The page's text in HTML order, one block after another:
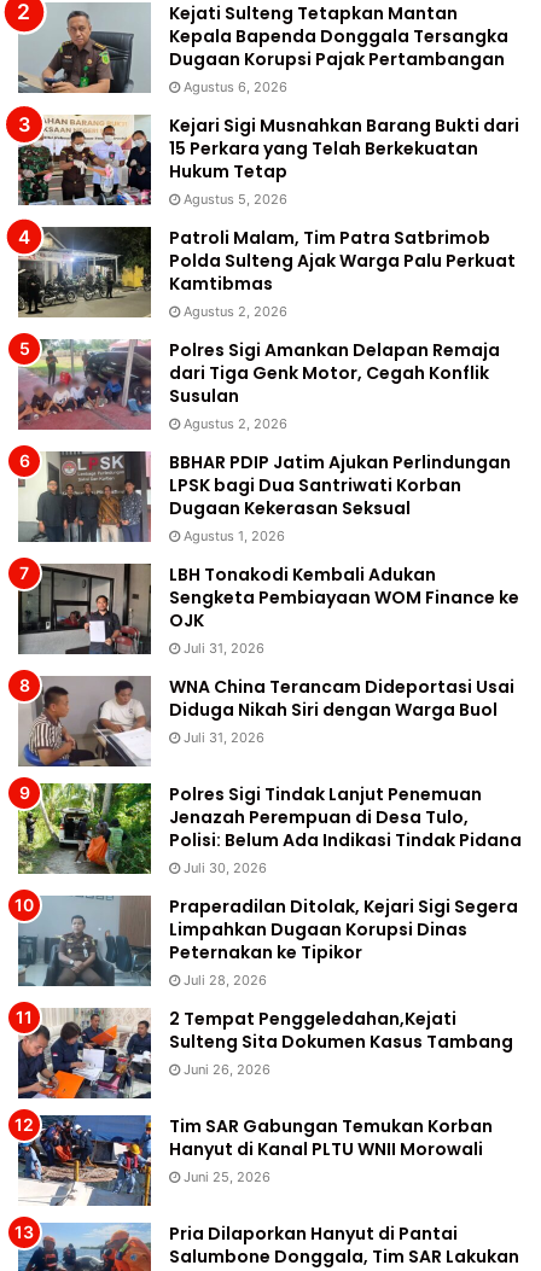
Kejati Sulteng Tetapkan Mantan
Kepala Bapenda Donggala Tersangka
Dugaan Korupsi Pajak Pertambangan
Agustus 6, 2026
Kejari Sigi Musnahkan Barang Bukti dari
15 Perkara yang Telah Berkekuatan
Hukum Tetap
Agustus 5, 2026
Patroli Malam, Tim Patra Satbrimob
Polda Sulteng Ajak Warga Palu Perkuat
Kamtibmas
Agustus 2, 2026
Polres Sigi Amankan Delapan Remaja
dari Tiga Genk Motor, Cegah Konflik
Susulan
Agustus 2, 2026
BBHAR PDIP Jatim Ajukan Perlindungan
LPSK bagi Dua Santriwati Korban
Dugaan Kekerasan Seksual
Agustus 1, 2026
LBH Tonakodi Kembali Adukan
Sengketa Pembiayaan WOM Finance ke
OJK
Juli 31, 2026
WNA China Terancam Dideportasi Usai
Diduga Nikah Siri dengan Warga Buol
Juli 31, 2026
Polres Sigi Tindak Lanjut Penemuan
Jenazah Perempuan di Desa Tulo,
Polisi: Belum Ada Indikasi Tindak Pidana
Juli 30, 2026
Praperadilan Ditolak, Kejari Sigi Segera
Limpahkan Dugaan Korupsi Dinas
Peternakan ke Tipikor
Juli 28, 2026
2 Tempat Penggeledahan,Kejati
Sulteng Sita Dokumen Kasus Tambang
Juni 26, 2026
Tim SAR Gabungan Temukan Korban
Hanyut di Kanal PLTU WNII Morowali
Juni 25, 2026
Pria Dilaporkan Hanyut di Pantai
Salumbone Donggala, Tim SAR Lakukan